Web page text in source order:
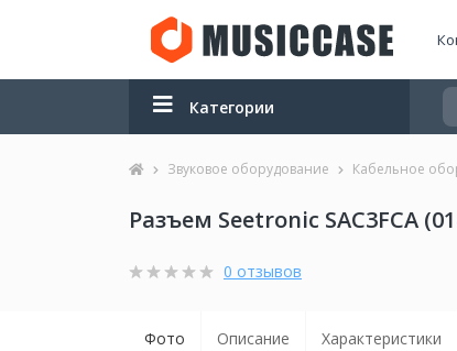
Категории
Звуковое оборудование Кабельное
Разъем Seetronic SAC3FCA
0 отзывов
Фото Описание Характеристики